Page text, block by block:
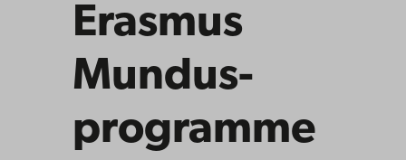
Erasmus
Mundus-
programme